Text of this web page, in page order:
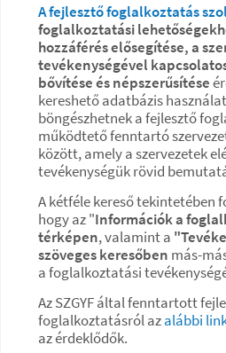
A fejlesztő foglalkoztatás
foglalkoztatási
hozzáférés elősegítése, a
tevékenységével
bővítése és népszerűsítése
kereshető adatbázis
böngészhetnek a fejlesztő
működtető fenntartó
között, amely a szervezetek
tevékenységük rövid
A kétféle kereső tekintetében
hogy az "Információk a
térképen, valamint a
szöveges keresőben más-
a foglalkoztatási
Az SZGYF által fenntartott
foglalkoztatásról azalábbi
az érdeklődők.